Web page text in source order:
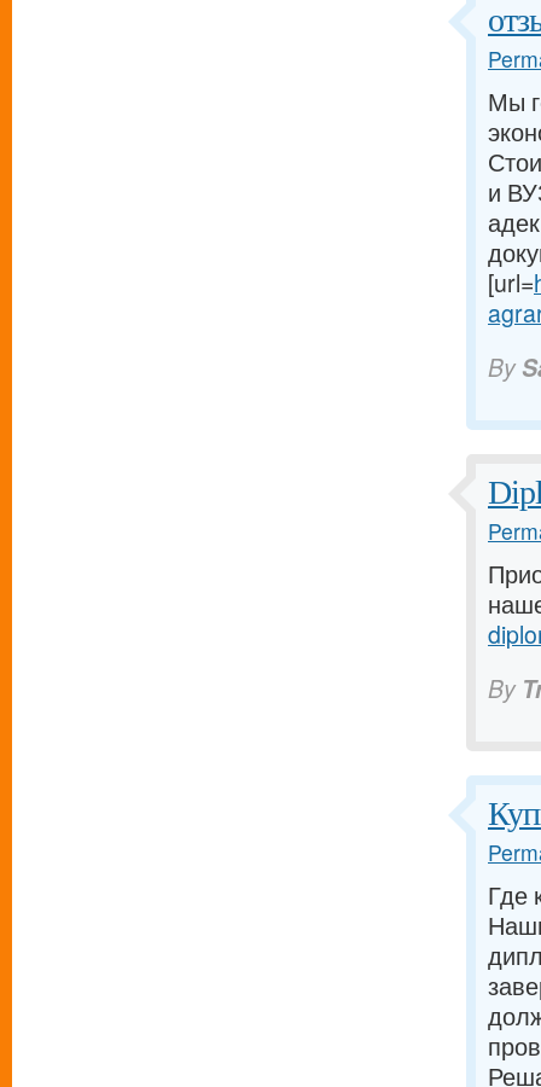
Мы
и
[url=
By
By
Где